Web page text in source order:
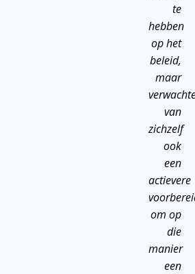
te
hebben
op het
beleid,
maar
van
zichzelf
ook
een
actievere
om op
die
manier
een